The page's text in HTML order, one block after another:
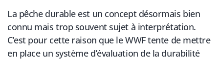
La pêche durable est un concept désormais bien
connu mais trop souvent sujet à interprétation.
C’est pour cette raison que le WWF tente de mettre
en place un système d’évaluation de la durabilité